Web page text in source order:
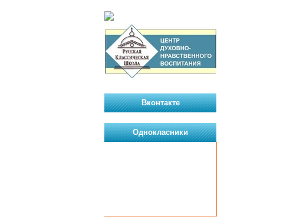
Вконтакте
Однокласники